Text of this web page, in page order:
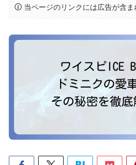
当ページのリンクには広告が含ま